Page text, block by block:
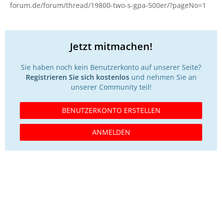
forum.de/forum/thread/19800-two-s-gpa-500er/?pageNo=1
Jetzt mitmachen!
Sie haben noch kein Benutzerkonto auf unserer Seite?
Registrieren Sie sich kostenlosund nehmen Sie an
unserer Community teil!
BENUTZERKONTO ERSTELLEN
ANMELDEN